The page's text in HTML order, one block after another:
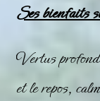
Ses bienfaits
Vertus
et le repos,